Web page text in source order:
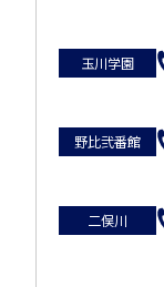
玉川学園
野比弐番館
二俣川